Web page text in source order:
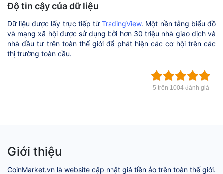
Độ tin cậy của dữ liệu
Dữ liệu được lấy trực tiếp từTradingView. Một nền tảng biểu đồ
và mạng xã hội được sử dụng bởi hơn 30 triệu nhà giao dịch và
nhà đầu tư trên toàn thế giới để phát hiện các cơ hội trên các
thị trường toàn cầu.
5 trên 1004 đánh giá
Giới thiệu
CoinMarket.vn là website cập nhật giá tiền ảo trên toàn thế giới.